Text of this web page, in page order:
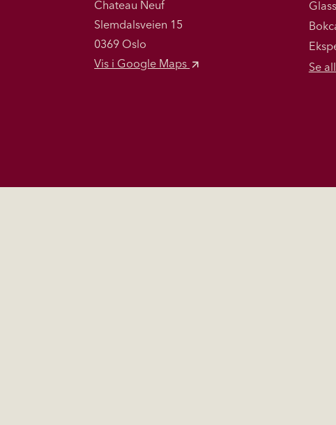
Chateau Neuf
Slemdalsveien 15
0369 Oslo
Vis i Google Maps
Se